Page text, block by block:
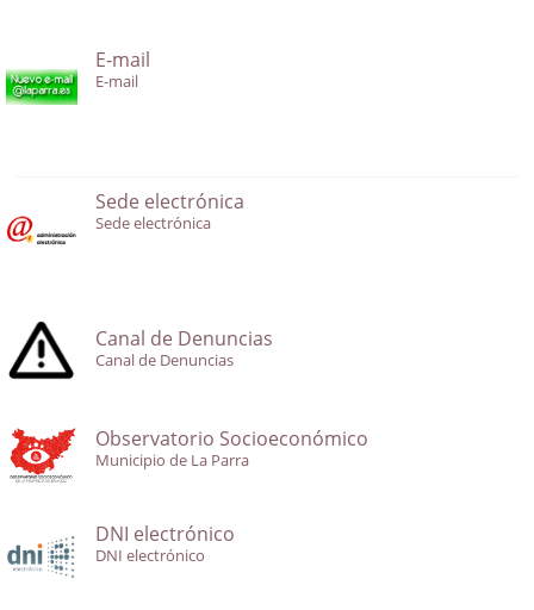
E-mail
E-mail
Sede electrónica
Sede electrónica
Canal de Denuncias
Canal de Denuncias
Observatorio Socioeconómico
Municipio de La Parra
DNI electrónico
DNI electrónico